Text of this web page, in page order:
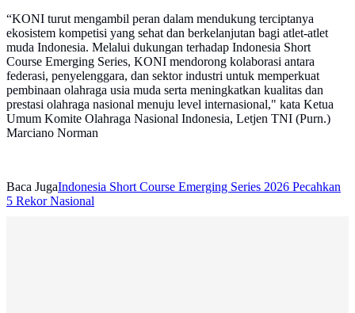
“KONI turut mengambil peran dalam mendukung terciptanya
ekosistem kompetisi yang sehat dan berkelanjutan bagi atlet-atlet
muda Indonesia. Melalui dukungan terhadap Indonesia Short
Course Emerging Series, KONI mendorong kolaborasi antara
federasi, penyelenggara, dan sektor industri untuk memperkuat
pembinaan olahraga usia muda serta meningkatkan kualitas dan
prestasi olahraga nasional menuju level internasional," kata Ketua
Umum Komite Olahraga Nasional Indonesia, Letjen TNI (Purn.)
Marciano Norman
Baca JugaIndonesia Short Course Emerging Series 2026 Pecahkan
5 Rekor Nasional